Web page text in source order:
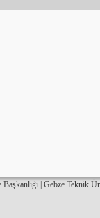
| Gebze Teknik